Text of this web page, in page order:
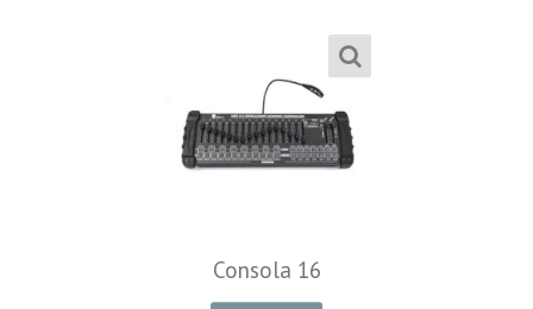
Consola 16